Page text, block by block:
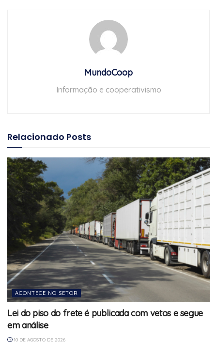
MundoCoop
Informação e cooperativismo
Relacionado Posts
ACONTECE NO SETOR
Lei do piso do frete é publicada com vetos e segue
em análise
10 DE AGOSTO DE 2026